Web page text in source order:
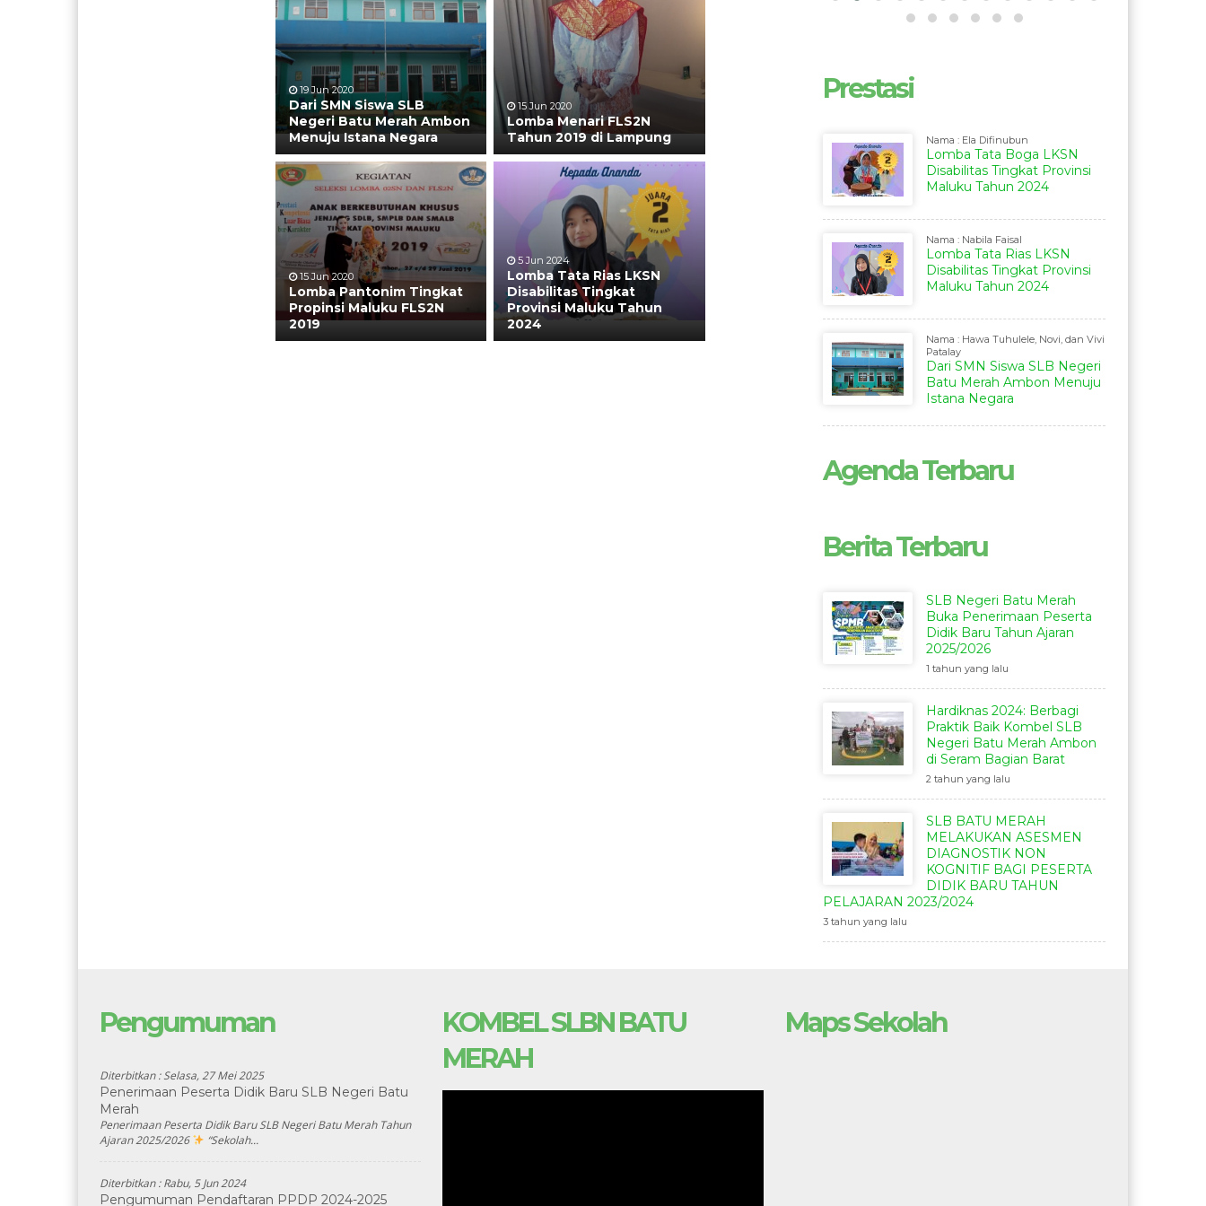
19 Jun 2020
Dari SMN Siswa SLB
Negeri Batu Merah Ambon
Menuju Istana Negara
15 Jun 2020
Lomba Menari FLS2N
Tahun 2019 di Lampung
15 Jun 2020
Lomba Pantonim Tingkat
Propinsi Maluku FLS2N
2019
5 Jun 2024
Lomba Tata Rias LKSN
Disabilitas Tingkat
Provinsi Maluku Tahun
2024
Prestasi
Nama : Ela Difinubun
Lomba Tata Boga LKSN
Disabilitas Tingkat Provinsi
Maluku Tahun 2024
Nama : Nabila Faisal
Lomba Tata Rias LKSN
Disabilitas Tingkat Provinsi
Maluku Tahun 2024
Nama : Hawa Tuhulele, Novi, dan Vivi
Patalay
Dari SMN Siswa SLB Negeri
Batu Merah Ambon Menuju
Istana Negara
Agenda Terbaru
Berita Terbaru
SLB Negeri Batu Merah
Buka Penerimaan Peserta
Didik Baru Tahun Ajaran
2025/2026
1 tahun yang lalu
Hardiknas 2024: Berbagi
Praktik Baik Kombel SLB
Negeri Batu Merah Ambon
di Seram Bagian Barat
2 tahun yang lalu
SLB BATU MERAH
MELAKUKAN ASESMEN
DIAGNOSTIK NON
KOGNITIF BAGI PESERTA
DIDIK BARU TAHUN
PELAJARAN 2023/2024
3 tahun yang lalu
Pengumuman
Diterbitkan :Selasa, 27 Mei 2025
Penerimaan Peserta Didik Baru SLB Negeri Batu
Merah
Penerimaan Peserta Didik Baru SLB Negeri Batu Merah Tahun
Ajaran 2025/2026
“Sekolah...
Diterbitkan :Rabu, 5 Jun 2024
Pengumuman Pendaftaran PPDP 2024-2025
KOMBEL SLBN BATU
MERAH
Maps Sekolah